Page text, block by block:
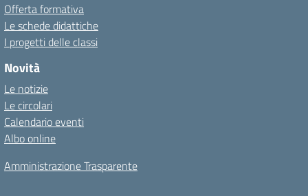
Offerta formativa
Le schede didattiche
I progetti delle classi
Novità
Le notizie
Le circolari
Calendario eventi
Albo online
Amministrazione Trasparente